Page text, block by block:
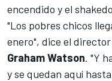
encendido y el
"Los pobres chicos
enero", dice el
Graham Watson. "Y
y se quedan aquí